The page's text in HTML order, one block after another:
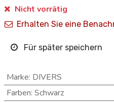
Nicht vorrätig
Erhalten Sie eine
Für später speichern
Marke: DIVERS
Farben: Schwarz